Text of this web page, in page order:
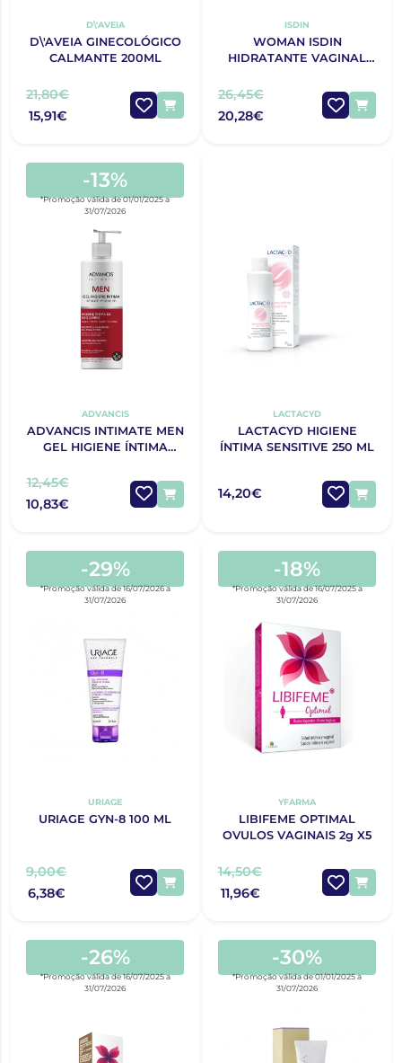
D\'AVEIA
D\'AVEIA GINECOLÓGICO
CALMANTE 200ML
21,80€
15,91€
ISDIN
WOMAN ISDIN
HIDRATANTE VAGINAL
26,45€
20,28€
-13%
*Promoção válida de 01/01/2025 a
31/07/2026
ADVANCIS
ADVANCIS INTIMATE MEN
GEL HIGIENE ÍNTIMA
12,45€
10,83€
LACTACYD
LACTACYD HIGIENE
ÍNTIMA SENSITIVE 250 ML
14,20€
-29%
*Promoção válida de 16/07/2026 a
31/07/2026
URIAGE
URIAGE GYN-8 100 ML
9,00€
6,38€
-18%
*Promoção válida de 16/07/2025 a
31/07/2026
YFARMA
LIBIFEME OPTIMAL
OVULOS VAGINAIS 2g X5
14,50€
11,96€
-26%
*Promoção válida de 16/07/2025 a
31/07/2026
-30%
*Promoção válida de 01/01/2025 a
31/07/2026